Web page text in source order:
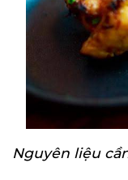
Nguyên liệu